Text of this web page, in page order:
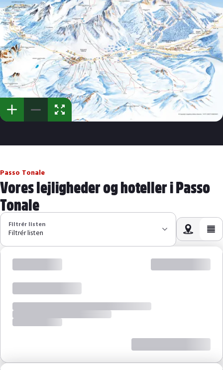
Passo Tonale
Vores lejligheder og hoteller i Passo
Tonale
Filtrér listen
Filtrér listen